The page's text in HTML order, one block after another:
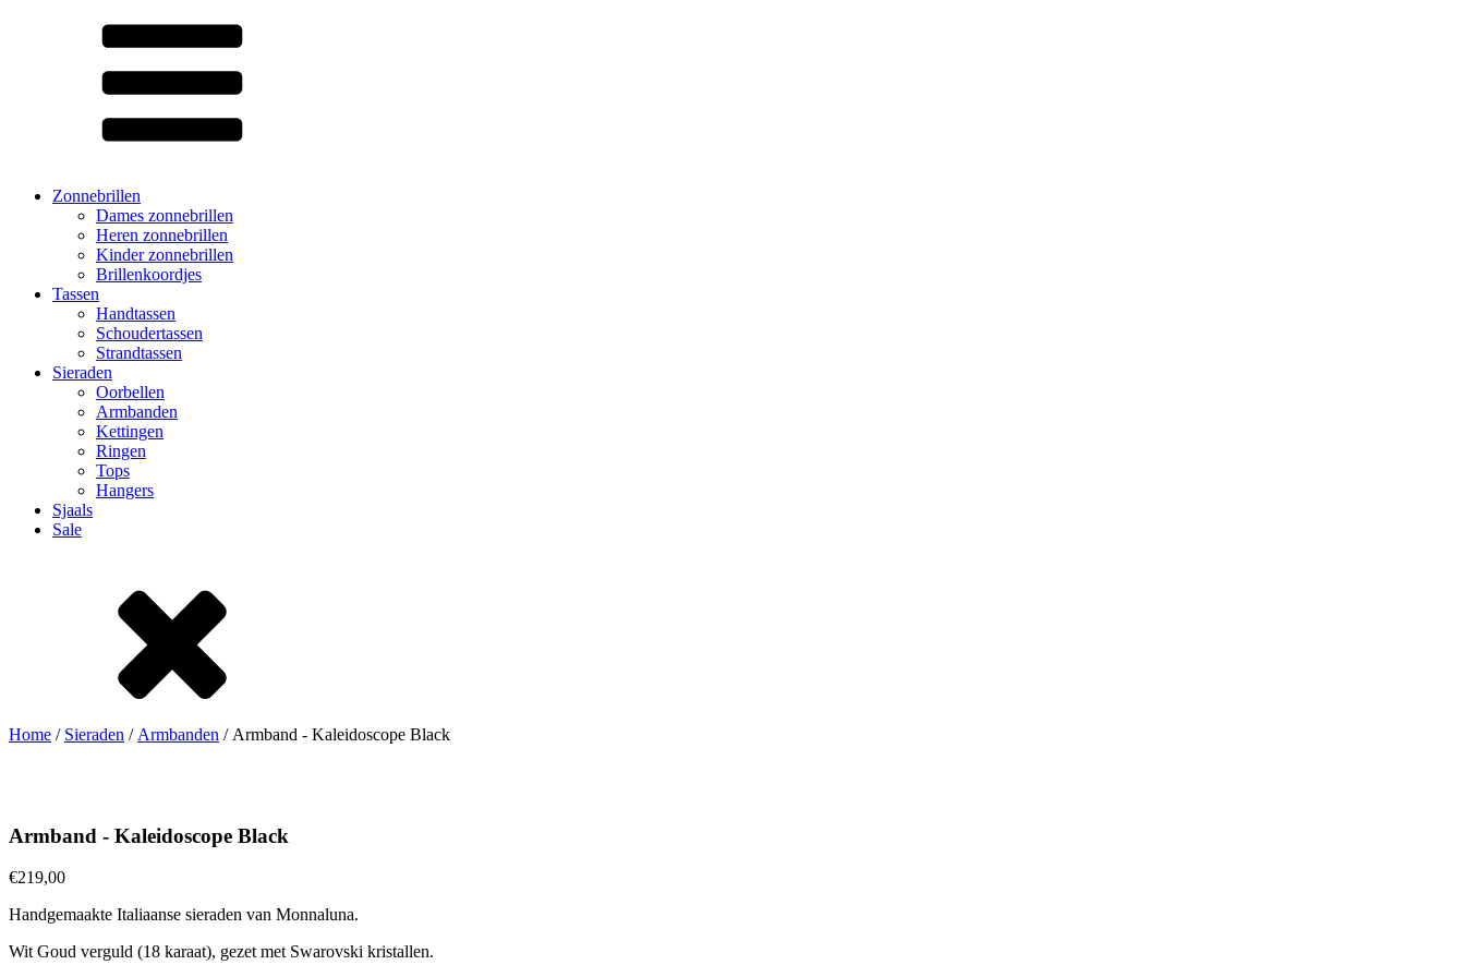
Zonnebrillen
Dames zonnebrillen
Heren zonnebrillen
Kinder zonnebrillen
Brillenkoordjes
Tassen
Handtassen
Schoudertassen
Strandtassen
Sieraden
Oorbellen
Armbanden
Kettingen
Ringen
Tops
Hangers
Sjaals
Sale
Home / Sieraden / Armbanden / Armband - Kaleidoscope Black
Armband - Kaleidoscope Black
€219,00
Handgemaakte Italiaanse sieraden van Monnaluna.
Wit Goud verguld (18 karaat), gezet met Swarovski kristallen.